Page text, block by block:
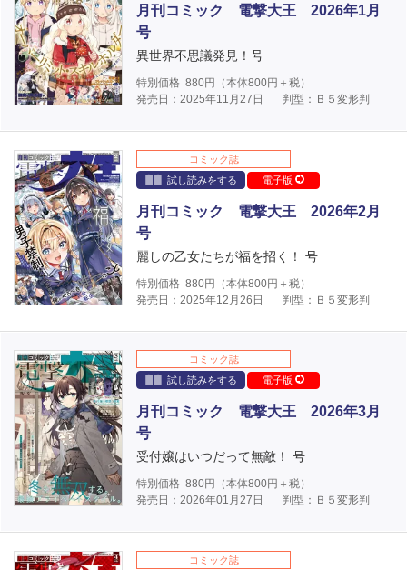
月刊コミック 電撃大王 2026年1月
号
異世界不思議発見！号
特別価格 880円（本体800円＋税）
発売日：2025年11月27日
判型：Ｂ５変形判
コミック誌
試し読みをする
電子版
月刊コミック 電撃大王 2026年2月
号
麗しの乙女たちが福を招く！ 号
特別価格 880円（本体800円＋税）
発売日：2025年12月26日
判型：Ｂ５変形判
コミック誌
試し読みをする
電子版
月刊コミック 電撃大王 2026年3月
号
受付嬢はいつだって無敵！ 号
特別価格 880円（本体800円＋税）
発売日：2026年01月27日
判型：Ｂ５変形判
コミック誌